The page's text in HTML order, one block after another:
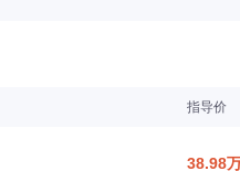
指导价
38.98